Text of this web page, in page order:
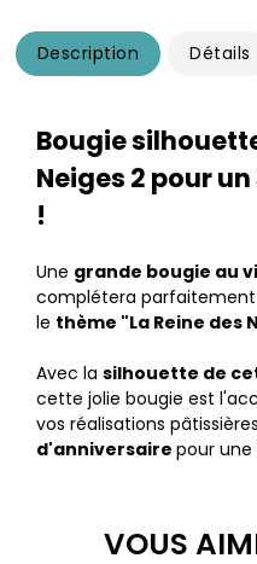
Description Détails
Bougie
Neiges 2 pour
!
Une grande bougie au
complétera
le thème "La Reine des
Avec la silhouette de
cette jolie bougie est
vos réalisations
d'anniversaire pour
VOUS